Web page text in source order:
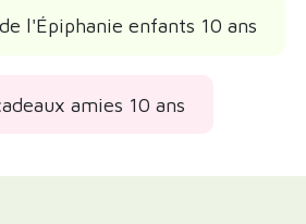
l'Épiphanie enfants 10 ans
amies 10 ans